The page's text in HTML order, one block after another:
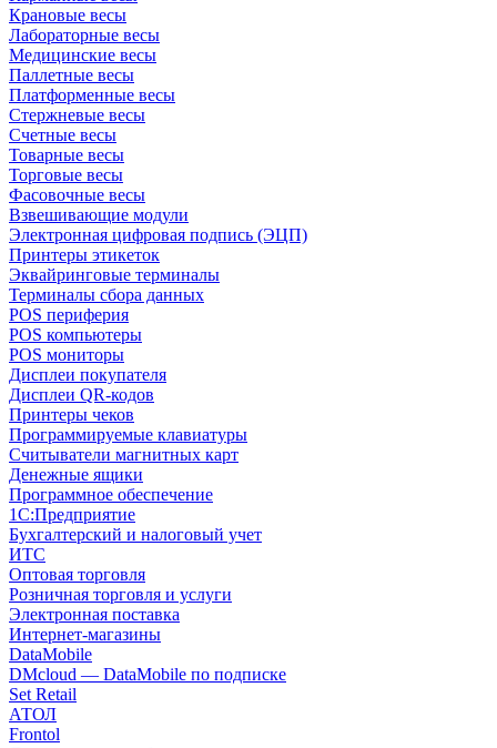
Крановые весы
Лабораторные весы
Медицинские весы
Паллетные весы
Платформенные весы
Стержневые весы
Счетные весы
Товарные весы
Торговые весы
Фасовочные весы
Взвешивающие модули
Электронная цифровая подпись (ЭЦП)
Принтеры этикеток
Эквайринговые терминалы
Терминалы сбора данных
POS периферия
POS компьютеры
POS мониторы
Дисплеи покупателя
Дисплеи QR-кодов
Принтеры чеков
Программируемые клавиатуры
Считыватели магнитных карт
Денежные ящики
Программное обеспечение
1С:Предприятие
Бухгалтерский и налоговый учет
ИТС
Оптовая торговля
Розничная торговля и услуги
Электронная поставка
Интернет-магазины
DataMobile
DMcloud — DataMobile по подписке
Set Retail
АТОЛ
Frontol